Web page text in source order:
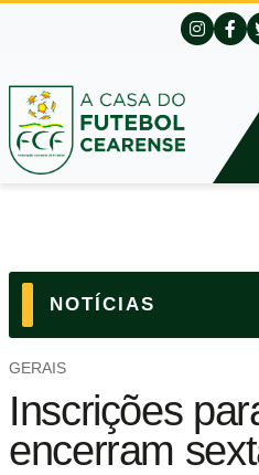
NOTÍCIAS
GERAIS
Inscrições
encerram